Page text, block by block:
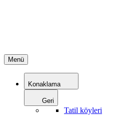
Menü
Konaklama
Geri
Tatil köyleri